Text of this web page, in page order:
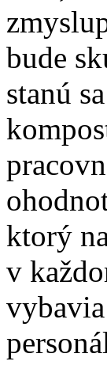
bude
stanú
ktorý
v